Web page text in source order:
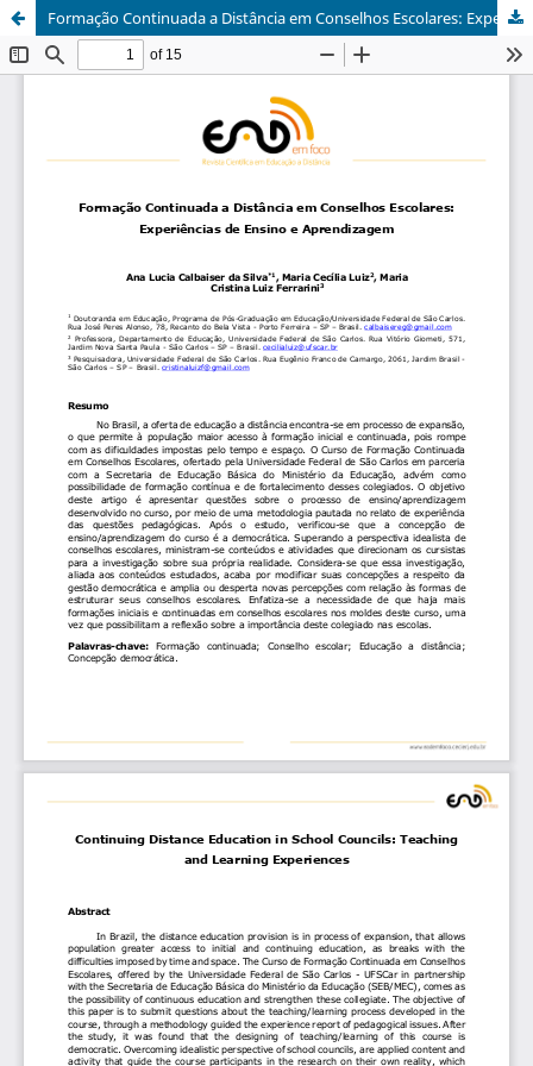
Formação Continuada a Distância em Conselhos Escolares: Experiências de Ensino e Aprendizagem